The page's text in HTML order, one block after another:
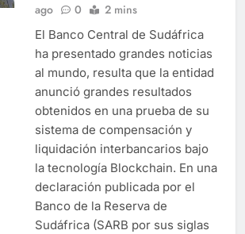
ago
0 2 mins
El Banco Central de Sudáfrica
ha presentado grandes noticias
al mundo, resulta que la entidad
anunció grandes resultados
obtenidos en una prueba de su
sistema de compensación y
liquidación interbancarios bajo
la tecnología Blockchain. En una
declaración publicada por el
Banco de la Reserva de
Sudáfrica (SARB por sus siglas